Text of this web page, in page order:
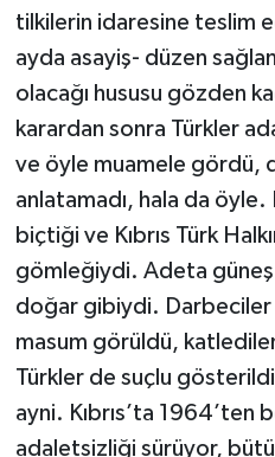
tilkilerin idaresine teslim
ayda asayiş- düzen
olacağı hususu gözden
karardan sonra Türkler
ve öyle muamele gördü,
anlatamadı, hala da öyle.
biçtiği ve Kıbrıs Türk
gömleğiydi. Adeta
doğar gibiydi. Darbeciler
masum görüldü,
Türkler de suçlu
ayni. Kıbrıs’ta 1964’ten
adaletsizliği sürüyor,